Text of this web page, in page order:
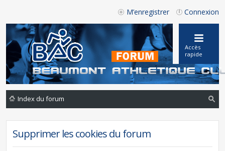
Connexion
M’enregistrer
Accès
rapide
Index du forum
Supprimer les cookies du forum